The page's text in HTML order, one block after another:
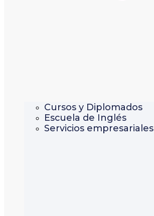
Cursos y Diplomados
Escuela de Inglés
Servicios empresariales